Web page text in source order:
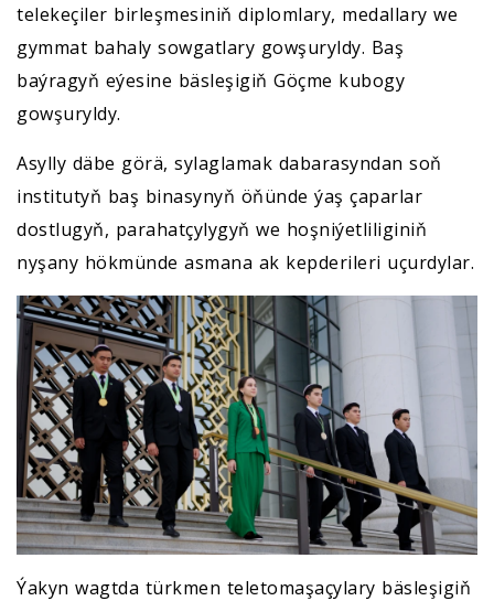
telekeçiler birleşmesiniň diplomlary, medallary we
gymmat bahaly sowgatlary gowşuryldy. Baş
baýragyň eýesine bäsleşigiň Göçme kubogy
gowşuryldy.
Asylly däbe görä, sylaglamak dabarasyndan soň
institutyň baş binasynyň öňünde ýaş çaparlar
dostlugyň, parahatçylygyň we hoşniýetliliginiň
nyşany hökmünde asmana ak kepderileri uçurdylar.
Ýakyn wagtda türkmen teletomaşaçylary bäsleşigiň